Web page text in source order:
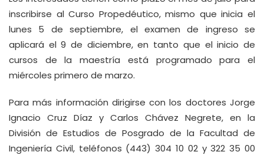
inscribirse al Curso Propedéutico, mismo que inicia el
lunes 5 de septiembre, el examen de ingreso se
aplicará el 9 de diciembre, en tanto que el inicio de
cursos de la maestría está programado para el
miércoles primero de marzo.
Para más información dirigirse con los doctores Jorge
Ignacio Cruz Díaz y Carlos Chávez Negrete, en la
División de Estudios de Posgrado de la Facultad de
Ingeniería Civil, teléfonos (443) 304 10 02 y 322 35 00